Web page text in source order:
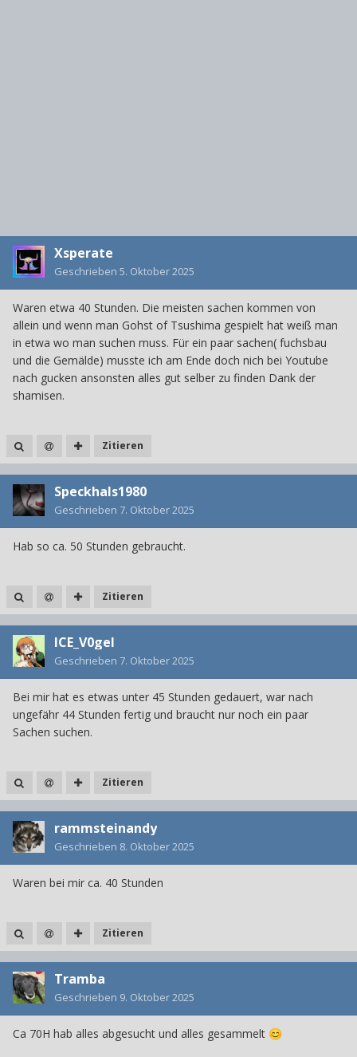
Xsperate
Geschrieben 5. Oktober 2025
Waren etwa 40 Stunden. Die meisten sachen kommen von
allein und wenn man Gohst of Tsushima gespielt hat weiß man
in etwa wo man suchen muss. Für ein paar sachen( fuchsbau
und die Gemälde) musste ich am Ende doch nich bei Youtube
nach gucken ansonsten alles gut selber zu finden Dank der
shamisen.
Zitieren
Speckhals1980
Geschrieben 7. Oktober 2025
Hab so ca. 50 Stunden gebraucht.
Zitieren
ICE_V0gel
Geschrieben 7. Oktober 2025
Bei mir hat es etwas unter 45 Stunden gedauert, war nach
ungefähr 44 Stunden fertig und braucht nur noch ein paar
Sachen suchen.
Zitieren
rammsteinandy
Geschrieben 8. Oktober 2025
Waren bei mir ca. 40 Stunden
Zitieren
Tramba
Geschrieben 9. Oktober 2025
Ca 70H hab alles abgesucht und alles gesammelt 😊